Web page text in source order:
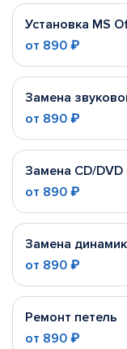
Установка MS
от 890 ₽
Замена
от 890 ₽
Замена CD/DVD
от 890 ₽
Замена
от 890 ₽
Ремонт петель
от 890 ₽